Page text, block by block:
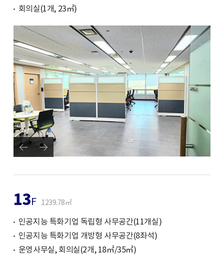
회의실(1개, 23㎡)
13F 1239.78㎡
인공지능 특화기업 독립형 사무공간(11개실)
인공지능 특화기업 개방형 사무공간(8좌석)
운영사무실, 회의실(2개, 18㎡/35㎡)